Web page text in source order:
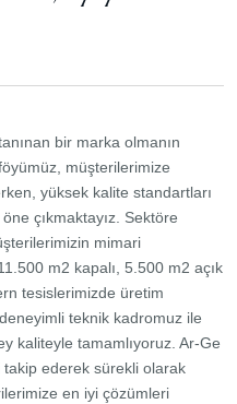
bir marka olmanın
müşterilerimize
yüksek kalite standartları
çıkmaktayız. Sektöre
mimari
m2 kapalı, 5.500 m2 açık
tesislerimizde üretim
teknik kadromuz ile
kaliteyle tamamlıyoruz. Ar-Ge
ederek sürekli olarak
en iyi çözümleri